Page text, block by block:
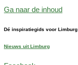
Ga naar de inhoud
Dé inspiratiegids voor Limburg
Nieuws uit Limburg